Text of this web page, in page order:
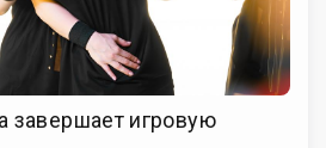
завершает игровую